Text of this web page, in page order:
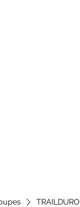
TRAILDURO